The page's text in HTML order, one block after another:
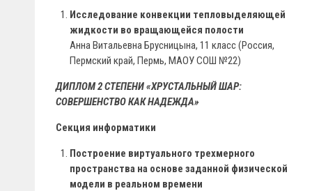
Исследование конвекции тепловыделяющей
жидкости во вращающейся полости
Анна Витальевна Брусницына, 11 класс (Россия,
Пермский край, Пермь, МАОУ СОШ №22)
ДИПЛОМ 2 СТЕПЕНИ «ХРУСТАЛЬНЫЙ ШАР:
СОВЕРШЕНСТВО КАК НАДЕЖДА»
Секция информатики
Построение виртуального трехмерного
пространства на основе заданной физической
модели в реальном времени